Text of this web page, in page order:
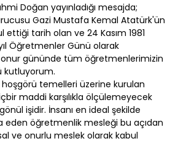
Doğan yayınladığı mesajda;
Gazi Mustafa Kemal Atatürk'ün
tarih olan ve 24 Kasım 1981
Öğretmenler Günü olarak
gününde tüm öğretmenlerimizin
kutluyorum.
hoşgörü temelleri üzerine kurulan
maddi karşılıkla ölçülemeyecek
işidir. İnsanı en ideal şekilde
eden öğretmenlik mesleği bu açıdan
ve onurlu meslek olarak kabul